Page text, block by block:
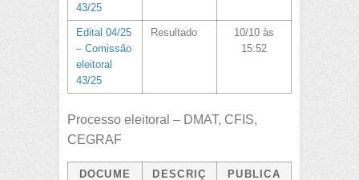
43/25
Edital 04/25
– Comissão
eleitoral
43/25
Resultado
10/10 às
15:52
Processo eleitoral – DMAT, CFIS,
CEGRAF
DOCUME
DESCRIÇ
PUBLICA